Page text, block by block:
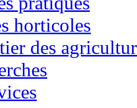
horticoles
des